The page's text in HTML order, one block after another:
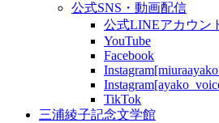
公式SNS・動画配信
公式LINEアカウン
YouTube
Facebook
TikTok
三浦綾子記念文学館